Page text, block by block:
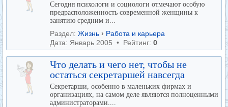
Сегодня психологи и социологи отмечают особую
предрасположенность современной женщины к
занятию средним и...
Раздел: Жизнь › Работа и карьера
Дата: Январь 2005 • Рейтинг: 0
Что делать и чего нет, чтобы не
остаться секретаршей навсегда
Секретарши, особенно в маленьких фирмах и
организациях, на самом деле являются полноценными
администраторами....